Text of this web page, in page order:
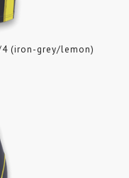
4 (iron-grey/lemon)